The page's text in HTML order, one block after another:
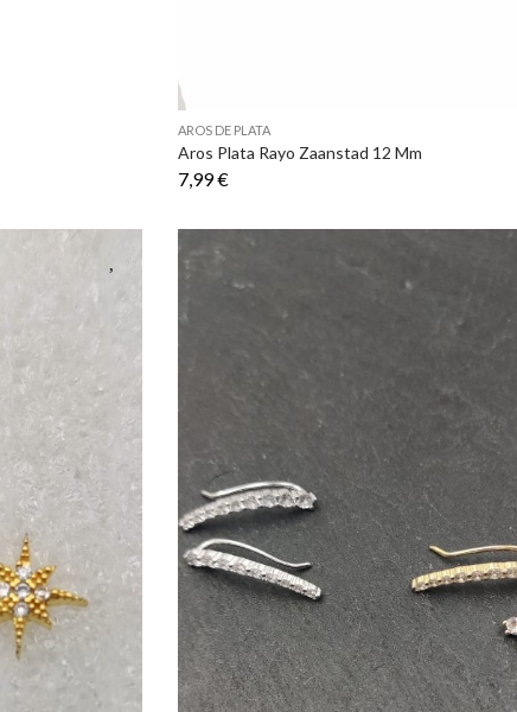
AROS DE PLATA
Aros Plata Rayo Zaanstad 12 Mm
7,99 €